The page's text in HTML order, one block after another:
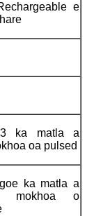
e
ka matla a
oa pulsed
ka matla a
mokhoa o